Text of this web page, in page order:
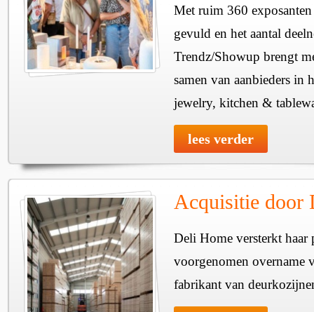
Met ruim 360
gevuld en het aantal
Trendz/Showup brengt
samen van aanbieders in
jewelry, kitchen &
lees verder
Acquisitie door
Deli Home versterkt haar
voorgenomen overname
fabrikant van